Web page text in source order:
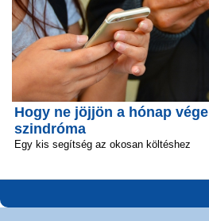
Hogy ne jöjjön a hónap vége
szindróma
Egy kis segítség az okosan költéshez